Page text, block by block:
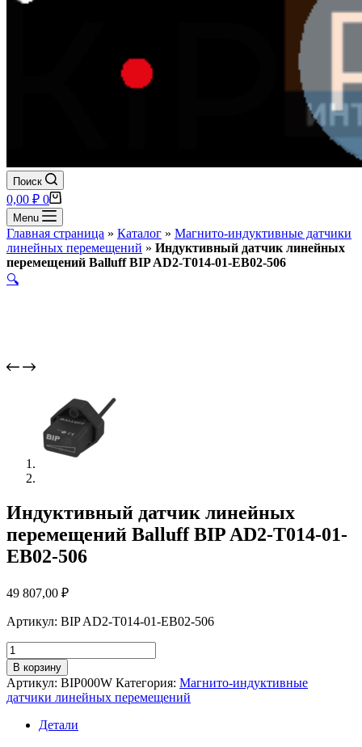
Поиск
Корзина
0,00 ₽ 0
Menu
Главная страница » Каталог » Магнито-индуктивные датчики
линейных перемещений » Индуктивный датчик линейных
перемещений Balluff BIP AD2-T014-01-EB02-506
🔍
Индуктивный датчик линейных
перемещений Balluff BIP AD2-T014-01-
EB02-506
49 807,00 ₽
Артикул: BIP AD2-T014-01-EB02-506
Количество
товара
Индуктивный
датчик
линейных
перемещений Balluff
В корзину
Артикул: BIP000W Категория: Магнито-индуктивные
датчики линейных перемещений
Детали